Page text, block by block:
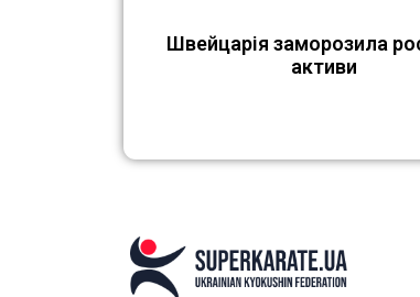
Швейцарія заморозила
активи